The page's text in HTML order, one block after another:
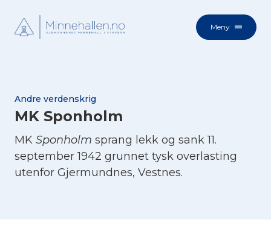
Meny
Andre verdenskrig
MK Sponholm
MK Sponholm sprang lekk og sank 11.
september 1942 grunnet tysk overlasting
utenfor Gjermundnes, Vestnes.